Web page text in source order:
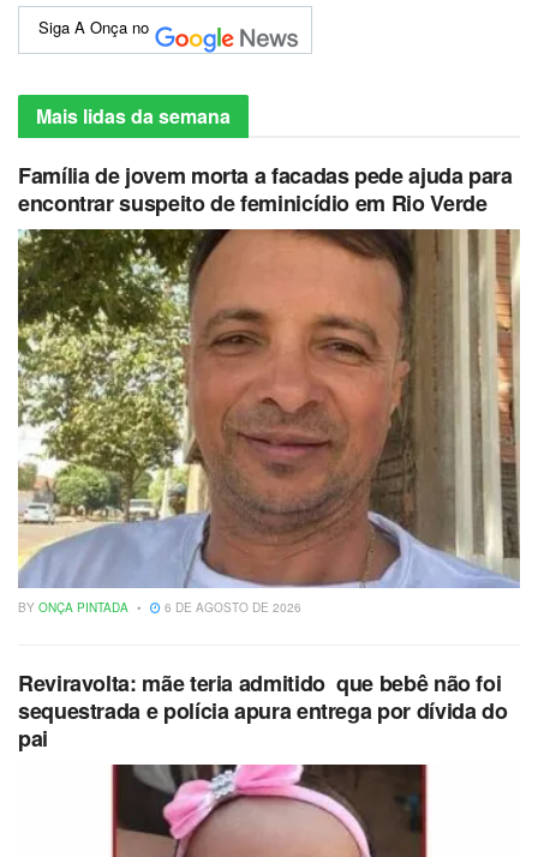
Siga A Onça no
Mais lidas da semana
Família de jovem morta a facadas pede ajuda para
encontrar suspeito de feminicídio em Rio Verde
BY ONÇA PINTADA 6 DE AGOSTO DE 2026
Reviravolta: mãe teria admitido que bebê não foi
sequestrada e polícia apura entrega por dívida do
pai